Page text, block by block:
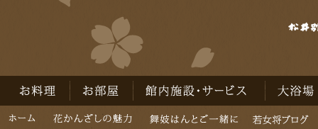
お料理 お部屋 館内施設・サービス 大浴場